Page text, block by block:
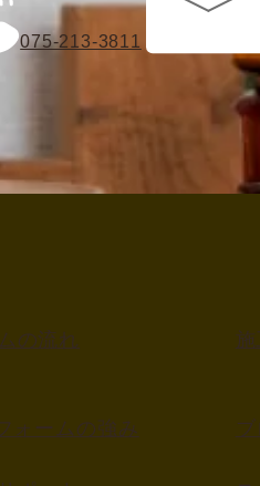
075-213-3811
の流れ
ォームの強み
施